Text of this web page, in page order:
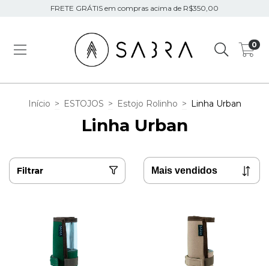
FRETE GRÁTIS em compras acima de R$350,00
0
Início > ESTOJOS > Estojo Rolinho > Linha Urban
Linha Urban
Filtrar